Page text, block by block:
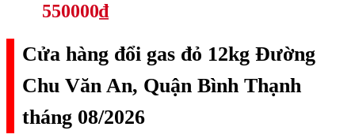
550000₫
Cửa hàng đổi gas đỏ 12kg Đường
Chu Văn An, Quận Bình Thạnh
tháng 08/2026